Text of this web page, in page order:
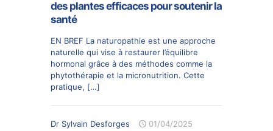
des plantes efficaces pour soutenir la
santé
EN BREF La naturopathie est une approche
naturelle qui vise à restaurer l’équilibre
hormonal grâce à des méthodes comme la
phytothérapie et la micronutrition. Cette
pratique, […]
Dr Sylvain Desforges 01/04/2025